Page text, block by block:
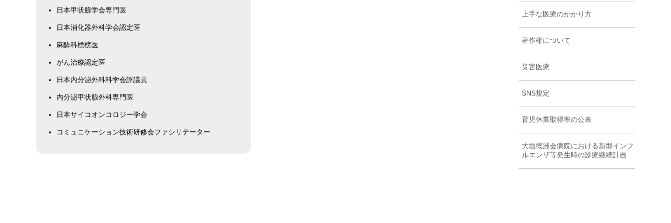
日本甲状腺学会専門医
日本消化器外科学会認定医
麻酔科標榜医
がん治療認定医
日本内分泌外科科学会評議員
内分泌甲状腺外科専門医
日本サイコオンコロジー学会
コミュニケーション技術研修会ファシリテーター
上手な医療のかかり方
著作権について
災害医療
SNS規定
育児休業取得率の公表
大垣徳洲会病院における新型インフ
ルエンザ等発生時の診療継続計画